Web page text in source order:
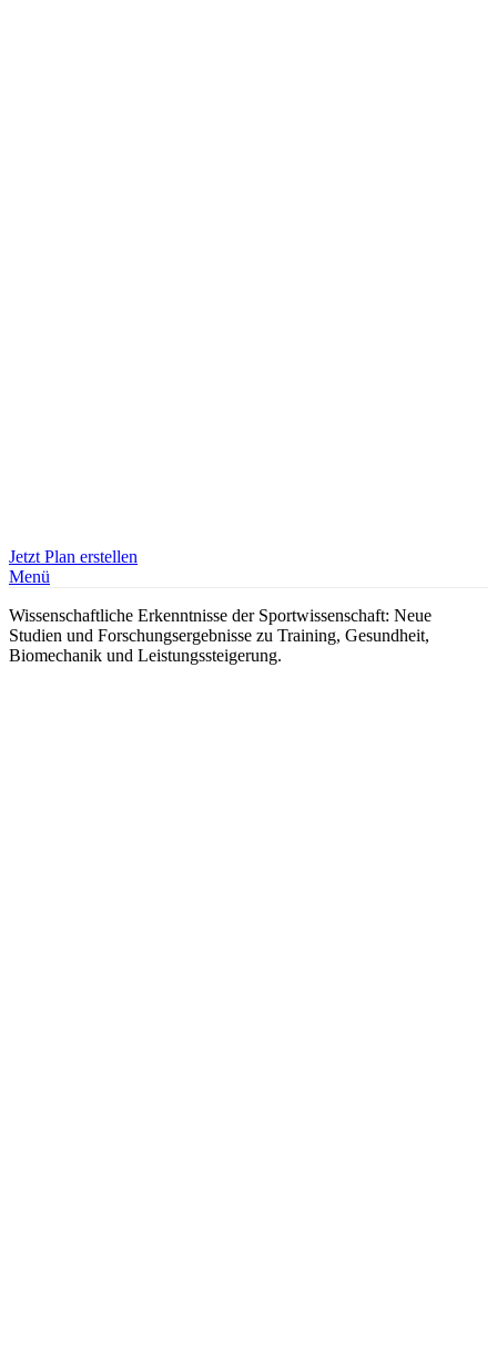
Jetzt Plan erstellen
Menü
Wissenschaftliche Erkenntnisse der Sportwissenschaft: Neue
Studien und Forschungsergebnisse zu Training, Gesundheit,
Biomechanik und Leistungssteigerung.